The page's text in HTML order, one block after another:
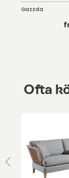
Gazzda
Ofta